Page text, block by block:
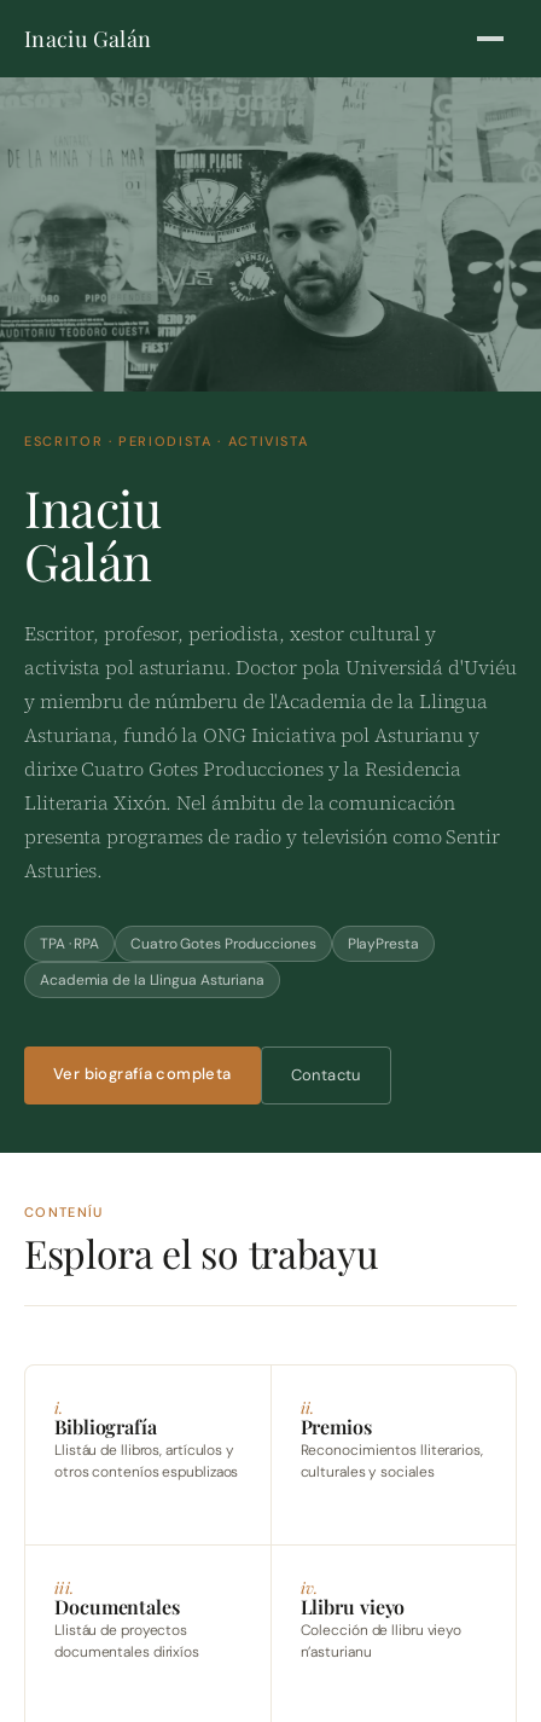
Inaciu Galán
ESCRITOR · PERIODISTA · ACTIVISTA
Inaciu
Galán
Escritor, profesor, periodista, xestor cultural y
activista pol asturianu. Doctor pola Universidá d'Uviéu
y miembru de númberu de l'Academia de la Llingua
Asturiana, fundó la ONG Iniciativa pol Asturianu y
dirixe Cuatro Gotes Producciones y la Residencia
Lliteraria Xixón. Nel ámbitu de la comunicación
presenta programes de radio y televisión como Sentir
Asturies.
TPA · RPA Cuatro Gotes Producciones
PlayPresta
Academia de la Llingua Asturiana
Ver biografía completa Contactu
CONTENÍU
Esplora el so trabayu
i.
Bibliografía
Llistáu de llibros, artículos y
otros conteníos espublizaos
ii.
Premios
Reconocimientos lliterarios,
culturales y sociales
iii.
Documentales
Llistáu de proyectos
documentales dirixíos
iv.
Llibru vieyo
Colección de llibru vieyo
n’asturianu